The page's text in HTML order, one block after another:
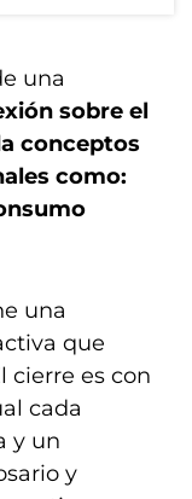
una
sobre el
conceptos
como:
una
que
cierre es con
cada
y un
y